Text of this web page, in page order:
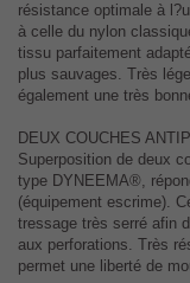
résistance optimale à
à celle du nylon
tissu parfaitement
plus sauvages. Très
également une très
DEUX COUCHES
Superposition de deux
type DYNEEMA®,
(équipement escrime).
tressage très serré afin
aux perforations. Très
permet une liberté de